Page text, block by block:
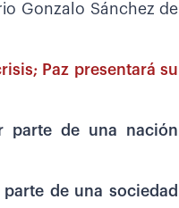
Gonzalo Sánchez de
Paz presentará su
parte de una nación
parte de una sociedad